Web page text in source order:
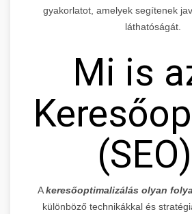
gyakorlatot, amelyek segítenek
láthatóságát.
Mi is
Akeresőoptimalizálás olyan
különböző technikákkal és